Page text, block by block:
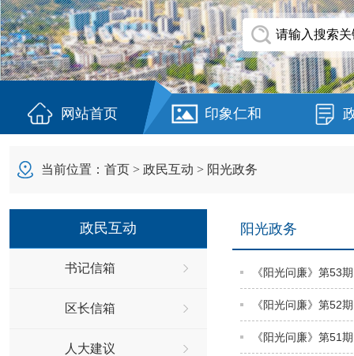
网站首页 印象仁和
当前位置： 首页 > 政民互动 > 阳光政务
政民互动
书记信箱
区长信箱
人大建议
阳光政务
《阳光问廉》第53期
《阳光问廉》第52期
《阳光问廉》第51期